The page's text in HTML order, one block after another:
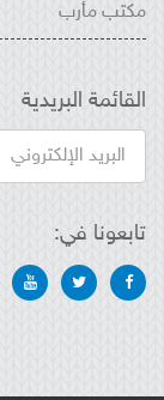
مكتب مأرب
القائمة البريدية
تابعونا في: